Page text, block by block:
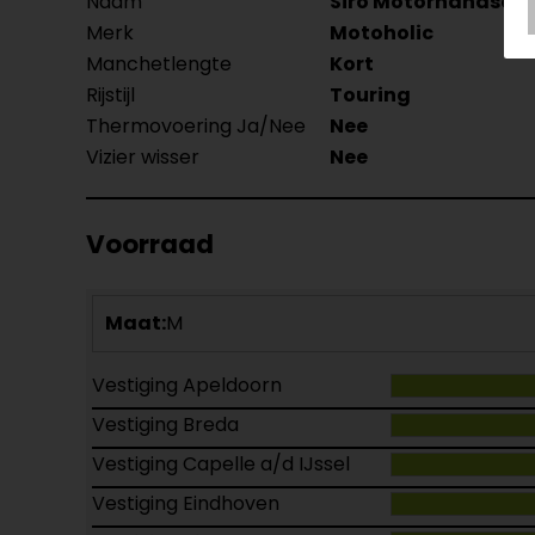
Merk
Motoholic
Manchetlengte
Kort
Rijstijl
Touring
Thermovoering Ja/Nee
Nee
Vizier wisser
Nee
Voorraad
Maat:M
Vestiging Apeldoorn
Vestiging Breda
Vestiging Capelle a/d IJssel
Vestiging Eindhoven